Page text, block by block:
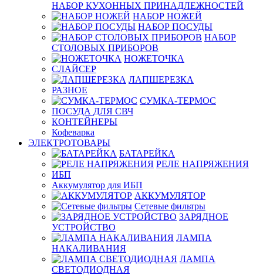
НАБОР КУХОННЫХ ПРИНАДЛЕЖНОСТЕЙ
НАБОР НОЖЕЙ
НАБОР ПОСУДЫ
НАБОР
СТОЛОВЫХ ПРИБОРОВ
НОЖЕТОЧКА
СЛАЙСЕР
ЛАПШЕРЕЗКА
РАЗНОЕ
СУМКА-ТЕРМОС
ПОСУДА ДЛЯ СВЧ
КОНТЕЙНЕРЫ
Кофеварка
ЭЛЕКТРОТОВАРЫ
БАТАРЕЙКА
РЕЛЕ НАПРЯЖЕНИЯ
ИБП
Аккумулятор для ИБП
АККУМУЛЯТОР
Сетевые фильтры
ЗАРЯДНОЕ
УСТРОЙСТВО
ЛАМПА
НАКАЛИВАНИЯ
ЛАМПА
СВЕТОДИОДНАЯ